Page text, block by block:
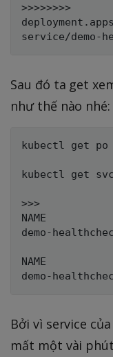
>>>>>>>>
Sau đó ta get
như thế nào nhé:
kubectl get po
kubectl get
>>>
NAME
demo-
NAME
Bởi vì service
mất một vài